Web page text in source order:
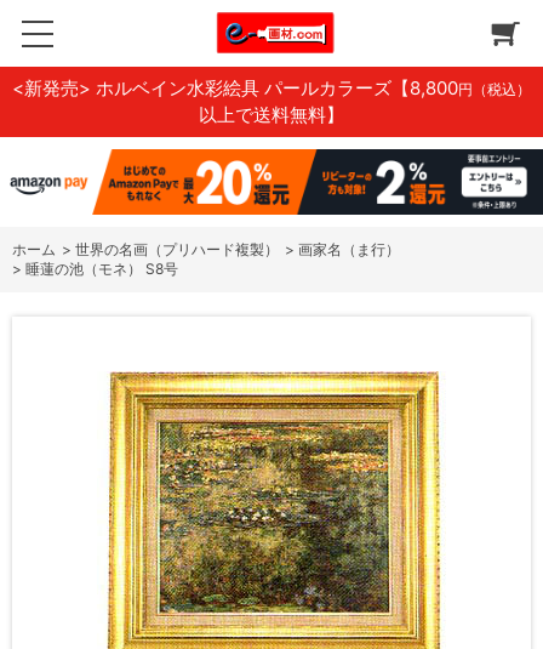
<新発売> ホルベイン水彩絵具 パールカラーズ 【8,800円（税込）
以上で送料無料】
ホーム > 世界の名画（プリハード複製） > 画家名（ま行）
> 睡蓮の池（モネ） S8号